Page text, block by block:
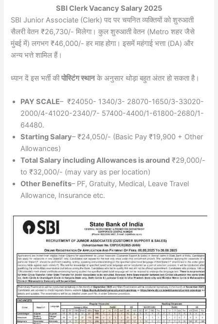
SBI Clerk Vacancy Salary 2025
SBI Junior Associate (Clerk) पद पर चयनित व्यक्तियों को शुरुआती
सैलरी वेतन ₹26,730/- मिलेगा। कुल शुरुआती वेतन (Metro शहर जैसे
मुंबई में) लगभग ₹46,000/- हर माह होगा। इसमें महंगाई भत्ता (DA) और
अन्य भत्ते शामिल हैं।
ध्यान दें इस भर्ती कीपोस्टिंग स्थानके अनुसार थोड़ा बहुत अंतर हो सकता है।
PAY SCALE– ₹24050- 1340/3- 28070-1650/3-33020-
2000/4-41020-2340/7- 57400-4400/1-61800-2680/1-
64480.
Starting Salary– ₹24,050/- (Basic Pay ₹19,900 + Other
Allowances)
Total Salary including Allowances is around ₹29,000/-
to ₹32,000/- (may vary as per location)
Other Benefits– PF, Gratuity, Medical, Leave Travel
Allowance, Insurance etc.